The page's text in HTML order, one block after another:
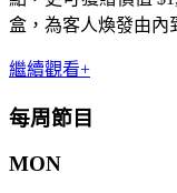
盒，為客人煥發由內
繼續觀看+
每周節目
MON